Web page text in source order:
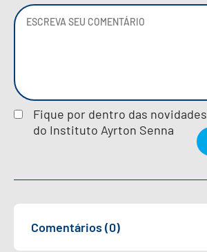
Fique por dentro das novidades
do Instituto Ayrton Senna
Comentários (0)